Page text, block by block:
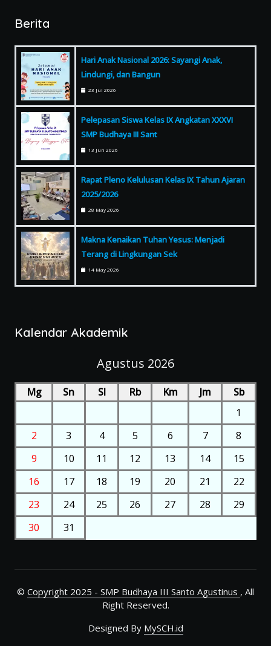
Berita
Hari Anak Nasional 2026: Sayangi Anak,
Lindungi, dan Bangun
23 Jul 2026
Pelepasan Siswa Kelas IX Angkatan XXXVI
SMP Budhaya III Sant
13 Jun 2026
Rapat Pleno Kelulusan Kelas IX Tahun Ajaran
2025/2026
28 May 2026
Makna Kenaikan Tuhan Yesus: Menjadi
Terang di Lingkungan Sek
14 May 2026
Kalendar Akademik
Agustus 2026
Mg Sn Sl Rb Km Jm
Sb
1
2
3 4 5 6 7
8
9
10 11 12 13 14
15
16
17 18 19 20 21
22
23
24 25 26 27 28
29
30
31
© Copyright 2025 - SMP Budhaya III Santo Agustinus , All
Right Reserved.
Designed By MySCH.id